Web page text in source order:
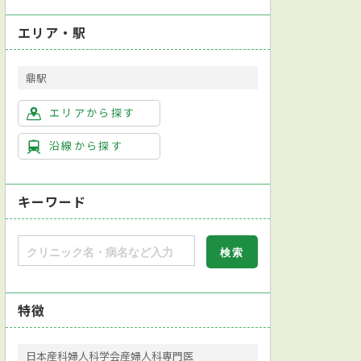
エリア・駅
鼎駅
エリアから探す
沿線から探す
キーワード
特徴
日本産科婦人科学会産婦人科専門医